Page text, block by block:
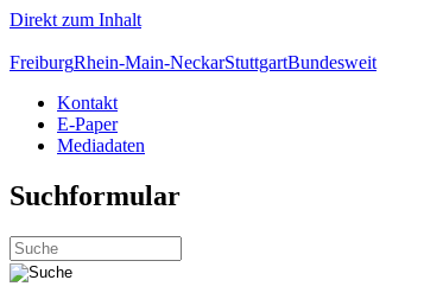
Direkt zum Inhalt
FreiburgRhein-Main-NeckarStuttgartBundesweit
Kontakt
E-Paper
Mediadaten
Suchformular